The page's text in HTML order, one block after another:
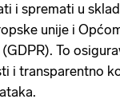
i spremati u
unije i
To
i transparentno